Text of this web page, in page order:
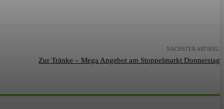
NÄCHSTER ARTIKEL
Zur Tränke – Mega Angebot am Stoppelmarkt Donnerstag